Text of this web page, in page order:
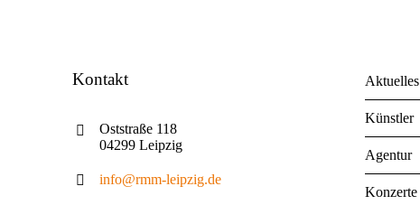
Kontakt
Oststraße 118
04299 Leipzig
info@rmm-leipzig.de
Aktuelles
Künstler
Agentur
Konzerte